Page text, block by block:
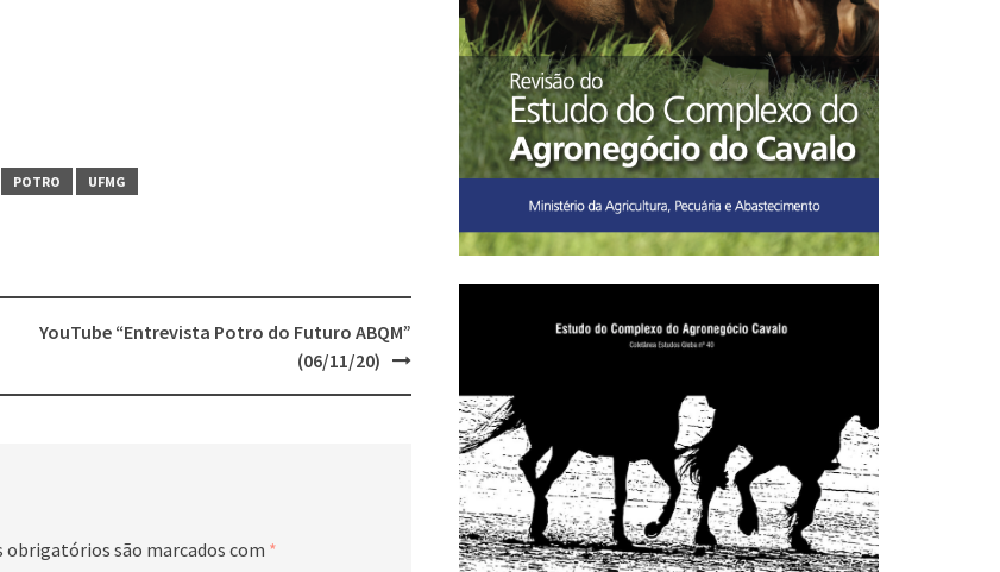
POTRO UFMG
YouTube “Entrevista Potro do Futuro ABQM”
(06/11/20)
obrigatórios são marcados com *